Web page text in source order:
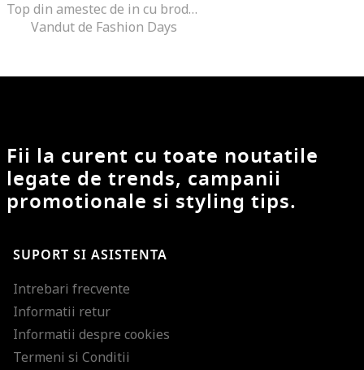
Top din amestec de in cu broderie, Rosu vermillion
Vandut de Fashion Days
Fii la curent cu toate noutatile
legate de trends, campanii
promotionale si styling tips.
SUPORT SI ASISTENTA
Intrebari frecvente
Informatii retur
Informatii despre cookies
Termeni si Conditii